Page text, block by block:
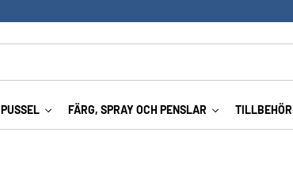
PUSSEL FÄRG, SPRAY OCH PENSLAR TILLBEHÖR